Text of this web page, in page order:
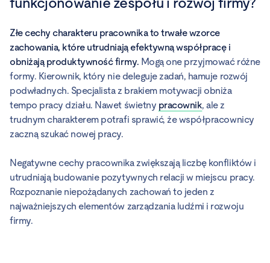
Złe cechy charakteru pracownika to trwałe wzorce
zachowania, które utrudniają efektywną współpracę i
obniżają produktywność firmy. Mogą one przyjmować różne
formy. Kierownik, który nie deleguje zadań, hamuje rozwój
podwładnych. Specjalista z brakiem motywacji obniża
tempo pracy działu. Nawet świetny pracownik, ale z
trudnym charakterem potrafi sprawić, że współpracownicy
zaczną szukać nowej pracy.
Negatywne cechy pracownika zwiększają liczbę konfliktów i
utrudniają budowanie pozytywnych relacji w miejscu pracy.
Rozpoznanie niepożądanych zachowań to jeden z
najważniejszych elementów zarządzania ludźmi i rozwoju
firmy.